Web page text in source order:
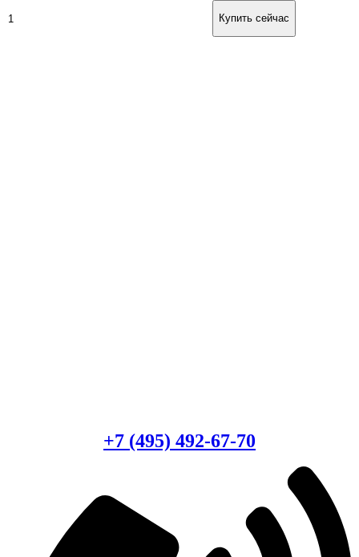
Генератор
Купить сейчас
+7 (495) 492-67-70